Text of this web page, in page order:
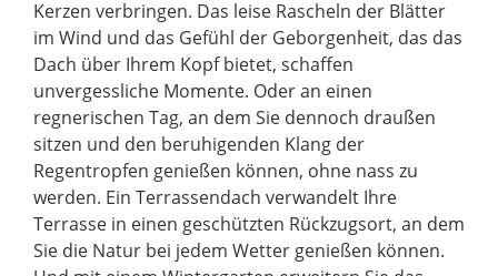
Kerzen verbringen. Das leise Rascheln der Blätter
im Wind und das Gefühl der Geborgenheit, das das
Dach über Ihrem Kopf bietet, schaffen
unvergessliche Momente. Oder an einen
regnerischen Tag, an dem Sie dennoch draußen
sitzen und den beruhigenden Klang der
Regentropfen genießen können, ohne nass zu
werden. Ein Terrassendach verwandelt Ihre
Terrasse in einen geschützten Rückzugsort, an dem
Sie die Natur bei jedem Wetter genießen können.